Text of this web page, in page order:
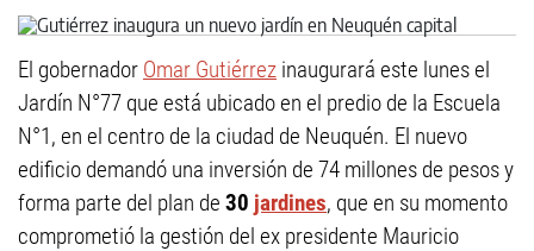
El gobernador Omar Gutiérrez inaugurará este lunes el
Jardín N°77 que está ubicado en el predio de la Escuela
N°1, en el centro de la ciudad de Neuquén. El nuevo
edificio demandó una inversión de 74 millones de pesos y
forma parte del plan de 30 jardines, que en su momento
comprometió la gestión del ex presidente Mauricio